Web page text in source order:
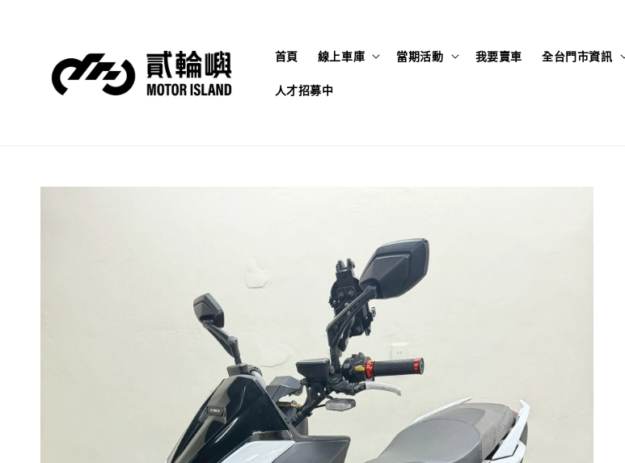
首頁 線上車庫 當期活動 我要賣車 全台門市資訊
人才招募中